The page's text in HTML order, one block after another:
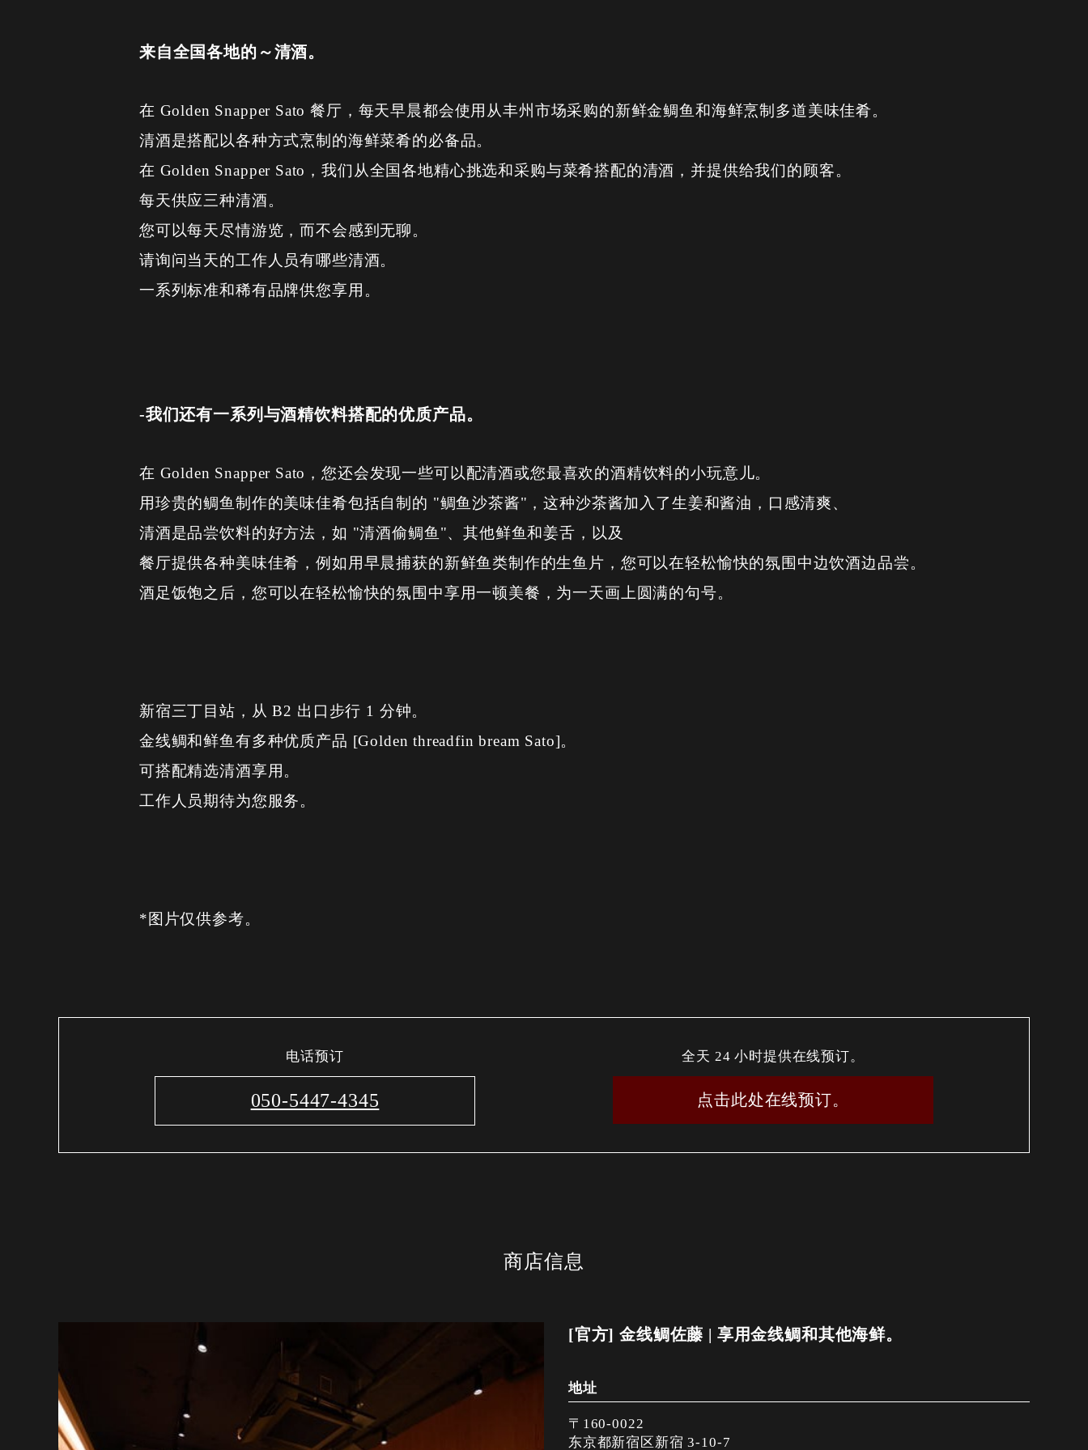
来自全国各地的～清酒。
在 Golden Snapper Sato 餐厅，每天早晨都会使用从丰州市场采购的新鲜金鲷鱼和海鲜烹制多道美味佳肴。
清酒是搭配以各种方式烹制的海鲜菜肴的必备品。
在 Golden Snapper Sato，我们从全国各地精心挑选和采购与菜肴搭配的清酒，并提供给我们的顾客。
每天供应三种清酒。
您可以每天尽情游览，而不会感到无聊。
请询问当天的工作人员有哪些清酒。
一系列标准和稀有品牌供您享用。
-我们还有一系列与酒精饮料搭配的优质产品。
在 Golden Snapper Sato，您还会发现一些可以配清酒或您最喜欢的酒精饮料的小玩意儿。
用珍贵的鲷鱼制作的美味佳肴包括自制的 "鲷鱼沙茶酱"，这种沙茶酱加入了生姜和酱油，口感清爽、
清酒是品尝饮料的好方法，如 "清酒偷鲷鱼"、其他鲜鱼和姜舌，以及
餐厅提供各种美味佳肴，例如用早晨捕获的新鲜鱼类制作的生鱼片，您可以在轻松愉快的氛围中边饮酒边品尝。
酒足饭饱之后，您可以在轻松愉快的氛围中享用一顿美餐，为一天画上圆满的句号。
新宿三丁目站，从 B2 出口步行 1 分钟。
金线鲷和鲜鱼有多种优质产品 [Golden threadfin bream Sato]。
可搭配精选清酒享用。
工作人员期待为您服务。
*图片仅供参考。
电话预订
050-5447-4345
全天 24 小时提供在线预订。
点击此处在线预订。
商店信息
[官方] 金线鲷佐藤 | 享用金线鲷和其他海鲜。
地址
〒160-0022
东京都新宿区新宿 3-10-7